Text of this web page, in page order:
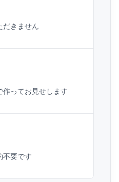
だきません
ってお見せします
不要です